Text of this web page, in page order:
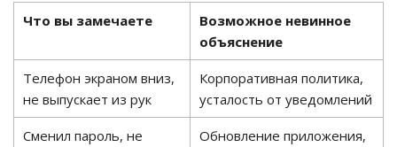
Что вы замечаете
Возможное невинное
объяснение
Телефон экраном вниз,
не выпускает из рук
Корпоративная политика,
усталость от уведомлений
Сменил пароль, не
Обновление приложения,